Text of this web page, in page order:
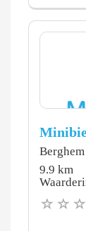
Berghem
9.9 km